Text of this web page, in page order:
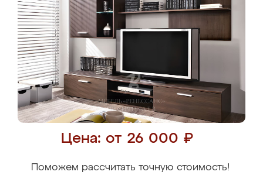
Цена: от 26 000 ₽
Поможем рассчитать точную стоимость!